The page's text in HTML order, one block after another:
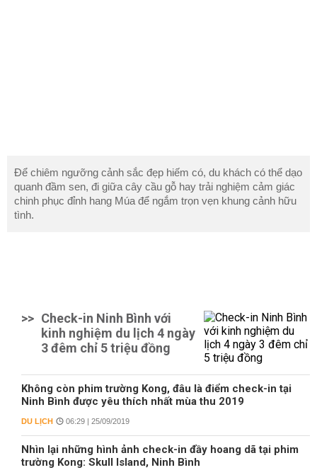
Để chiêm ngưỡng cảnh sắc đẹp hiếm có, du khách có thể dạo
quanh đầm sen, đi giữa cây cầu gỗ hay trải nghiệm cảm giác
chinh phục đỉnh hang Múa để ngắm trọn vẹn khung cảnh hữu
tình.
>> Check-in Ninh Bình với
kinh nghiệm du lịch 4 ngày
3 đêm chỉ 5 triệu đồng
Không còn phim trường Kong, đâu là điểm check-in tại
Ninh Bình được yêu thích nhất mùa thu 2019
DU LỊCH 06:29 | 25/09/2019
Nhìn lại những hình ảnh check-in đầy hoang dã tại phim
trường Kong: Skull Island, Ninh Bình